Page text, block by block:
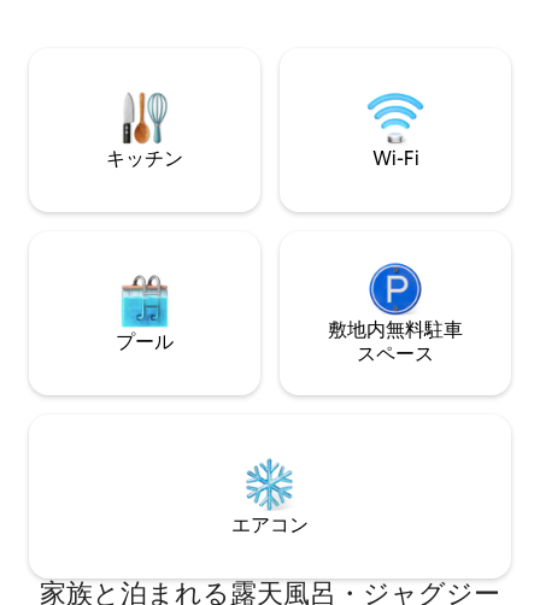
ン・ミラマービーチ、サンタローザ・ゴ
ルフクラブから数分で、このエリアの人
気ビーチ、レストラン、世界クラスのゴ
ルフコース、風光明媚なトレイルに近い
キッチン Wi-Fi
プール
敷地内無料駐⁠車
ス⁠ペ⁠ー⁠ス
エアコン
家族と泊まれる露天風呂・ジャグジー